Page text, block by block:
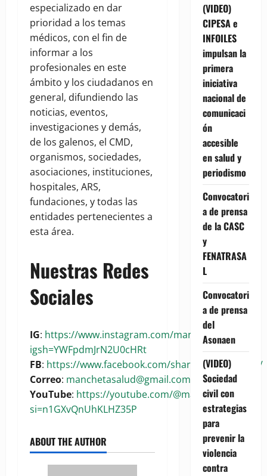
especializado en dar
prioridad a los temas
médicos, con el fin de
informar a los
profesionales en este
ámbito y los ciudadanos en
general, difundiendo las
noticias, eventos,
investigaciones y demás,
de los galenos, el CMD,
organismos, sociedades,
asociaciones, instituciones,
hospitales, ARS,
fundaciones, y todas las
entidades pertenecientes a
esta área.
Nuestras Redes
Sociales
IG: https://www.instagram.com/manchetasalud?
igsh=YWFpdmJrN2U0cHRt
FB: https://www.facebook.com/share/1BoaKRywuG/
Correo: manchetasalud@gmail.com
YouTube: https://youtube.com/@manchetasalud?
si=n1GXvQnUhKLHZ35P
ABOUT THE AUTHOR
(VIDEO)
CIPESA e
INFOILES
impulsan la
primera
iniciativa
nacional de
comunicaci
ón
accesible
en salud y
periodismo
Convocatori
a de prensa
de la CASC
y
FENATRASA
L
Convocatori
a de prensa
del
Asonaen
(VIDEO)
Sociedad
civil con
estrategias
para
prevenir la
violencia
contra